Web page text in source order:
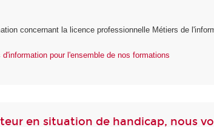
concernant la licence professionnelle Métiers de
pour l'ensemble de nos formations
en situation de handicap, nous